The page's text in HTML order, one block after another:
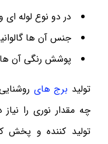
در دو نوع لوله
جنس آن ها
پوشش رنگی آن ها
تولید برج های
چه مقدار نوری را
تولید کننده و پخش